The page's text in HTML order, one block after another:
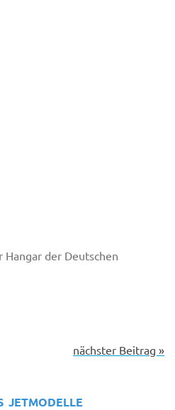
Deutschen
nächster Beitrag »
JETMODELLE